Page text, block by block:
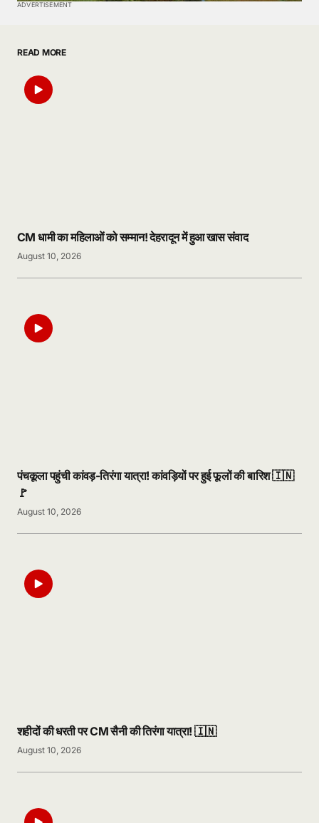
ADVERTISEMENT
READ MORE
CM धामी का महिलाओं को सम्मान! देहरादून में हुआ खास संवाद
August 10, 2026
पंचकूला पहुंची कांवड़-तिरंगा यात्रा! कांवड़ियों पर हुई फूलों की बारिश 🇮🇳
🚩
August 10, 2026
शहीदों की धरती पर CM सैनी की तिरंगा यात्रा! 🇮🇳
August 10, 2026